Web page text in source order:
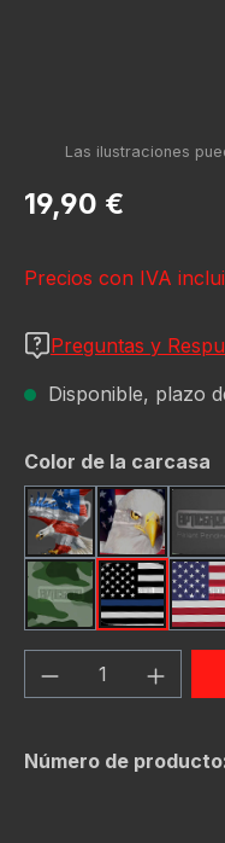
Precio normal:
19,90 €
Precios con IVA
Preguntas y
Disponible, plazo
Seleccione
Color de la carcasa
American Eagle
Bald
Green Hunting
Thin Blue
Cantidad del
Número de